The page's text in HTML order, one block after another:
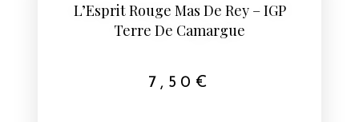
L’Esprit Rouge Mas De Rey – IGP
Terre De Camargue
7,50 €